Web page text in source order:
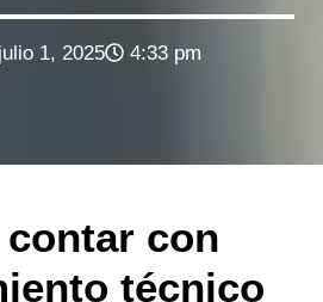
julio 1, 2025 4:33 pm
con
técnico